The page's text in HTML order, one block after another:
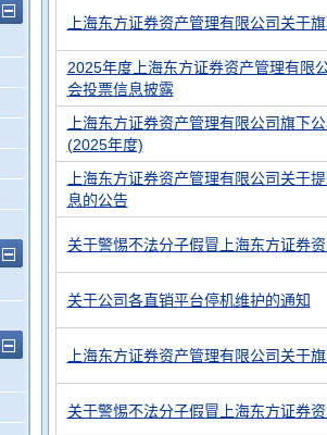
上海东方证券资产管理有限公司关于
2025年度上海东方证券资产管理有限
会投票信息披露
上海东方证券资产管理有限公司旗下
(2025年度)
上海东方证券资产管理有限公司关于
息的公告
关于警惕不法分子假冒上海东方证券
关于公司各直销平台停机维护的通知
上海东方证券资产管理有限公司关于
关于警惕不法分子假冒上海东方证券